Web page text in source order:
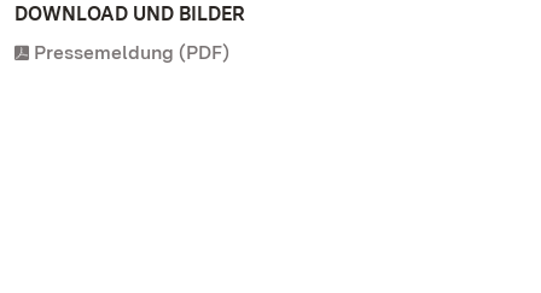
DOWNLOAD UND BILDER
Pressemeldung (PDF)